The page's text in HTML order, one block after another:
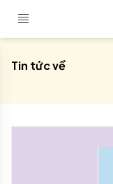
Tin tức về